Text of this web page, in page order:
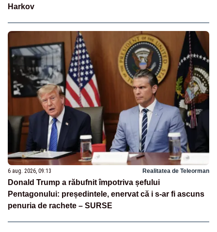
Harkov
6 aug. 2026, 09:13 Realitatea de Teleorman
Donald Trump a răbufnit împotriva șefului
Pentagonului: președintele, enervat că i s-ar fi ascuns
penuria de rachete – SURSE